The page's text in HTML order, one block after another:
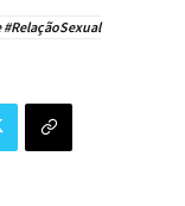
#RelaçãoSexual